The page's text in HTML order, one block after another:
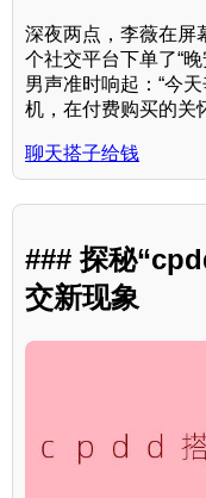
深夜两点，李薇在屏
个社交平台下单了“
男声准时响起：“今
机，在付费购买的关
聊天搭子给钱
### 探秘
交新现象